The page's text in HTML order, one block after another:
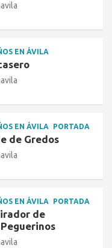
EN ÁVILA
EN ÁVILA PORTADA
de Gredos
EN ÁVILA PORTADA
de